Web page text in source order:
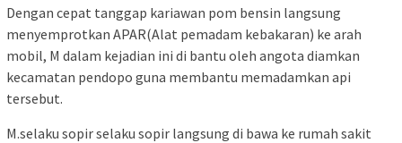
Dengan cepat tanggap kariawan pom bensin langsung
menyemprotkan APAR(Alat pemadam kebakaran) ke arah
mobil, M dalam kejadian ini di bantu oleh angota diamkan
kecamatan pendopo guna membantu memadamkan api
tersebut.
M.selaku sopir selaku sopir langsung di bawa ke rumah sakit